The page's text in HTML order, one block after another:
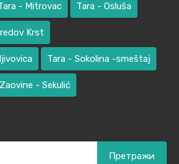
- Mitrovac Tara - Osluša
Krst
Tara - Sokolina -smeštaj
Zaovine - Sekulić